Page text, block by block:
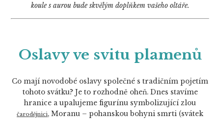
koule s aurou bude skvělým doplňkem vašeho oltáře.
Oslavy ve svitu plamenů
Co mají novodobé oslavy společné s tradičním pojetím
tohoto svátku? Je to rozhodně oheň. Dnes stavíme
hranice a upalujeme figurínu symbolizující zlou
čarodějnici, Moranu – pohanskou bohyni smrti (svátek